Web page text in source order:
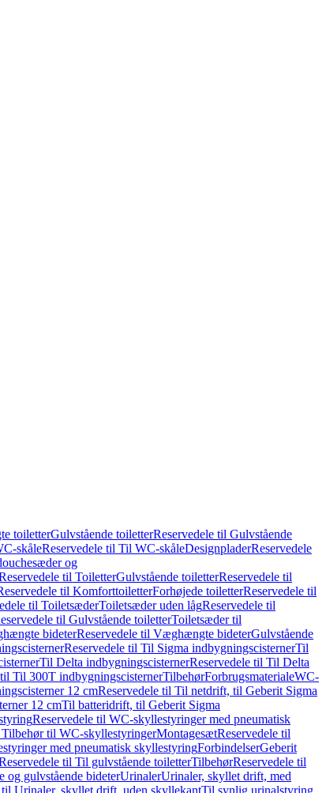
toiletterGulvstående toiletterReservedele til Gulvstående
skåleReservedele til Til WC-skåleDesignpladerReservedele
og
til ToiletterGulvstående toiletterReservedele til
til KomforttoiletterForhøjede toiletterReservedele til
til ToiletsæderToiletsæder uden lågReservedele til
til Gulvstående toiletterToiletsæder til
bideterReservedele til Væghængte bideterGulvstående
Reservedele til Til Sigma indbygningscisternerTil
Til Delta indbygningscisternerReservedele til Til Delta
Til 300T indbygningscisternerTilbehørForbrugsmaterialeWC-
12 cmReservedele til Til netdrift, til Geberit Sigma
12 cmTil batteridrift, til Geberit Sigma
Reservedele til WC-skyllestyringer med pneumatisk
Tilbehør til WC-skyllestyringerMontagesætReservedele til
med pneumatisk skyllestyringForbindelserGeberit
til Til gulvstående toiletterTilbehørReservedele til
gulvstående bideterUrinalerUrinaler, skyllet drift, med
til Urinaler, skyllet drift, uden skyllekantTil synlig urinalstyring